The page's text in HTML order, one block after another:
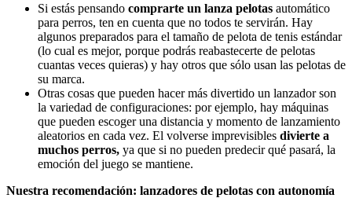
Si estás pensando comprarte un lanza pelotas automático
para perros, ten en cuenta que no todos te servirán. Hay
algunos preparados para el tamaño de pelota de tenis estándar
(lo cual es mejor, porque podrás reabastecerte de pelotas
cuantas veces quieras) y hay otros que sólo usan las pelotas de
su marca.
Otras cosas que pueden hacer más divertido un lanzador son
la variedad de configuraciones: por ejemplo, hay máquinas
que pueden escoger una distancia y momento de lanzamiento
aleatorios en cada vez. El volverse imprevisibles divierte a
muchos perros, ya que si no pueden predecir qué pasará, la
emoción del juego se mantiene.
Nuestra recomendación: lanzadores de pelotas con autonomía